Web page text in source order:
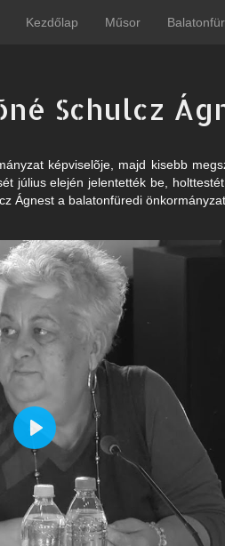
Kezdőlap Műsor
Schulcz
képviselõje, majd kisebb
július elején jelentették be,
Ágnest a balatonfüredi
Play